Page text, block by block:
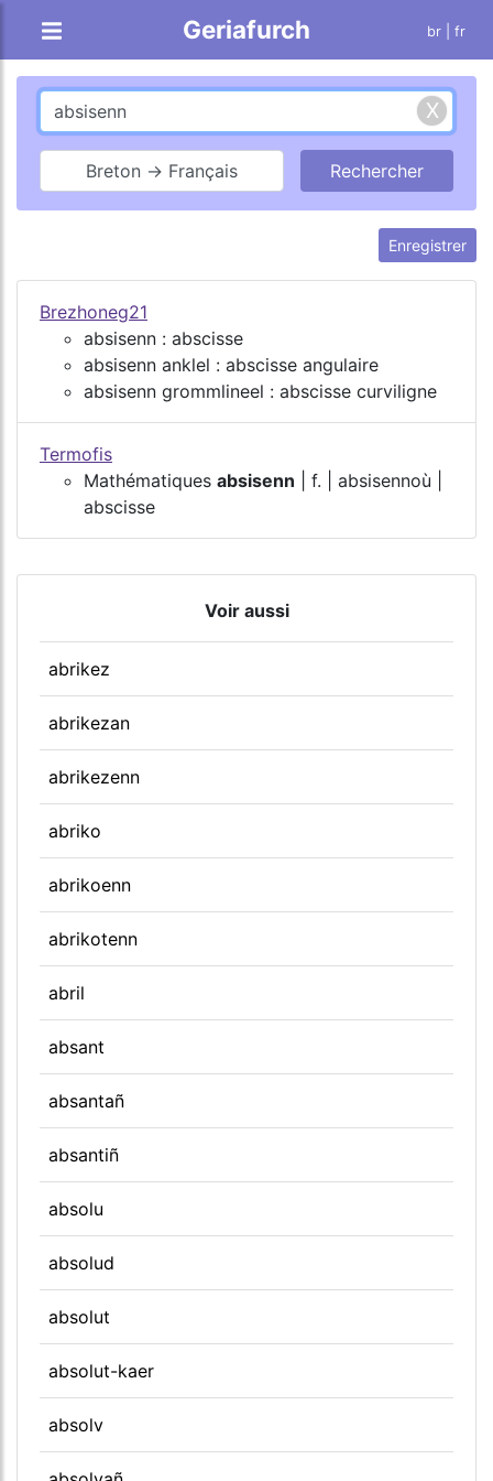
Geriafurch br | fr
Breton → Français
Enregistrer
Brezhoneg21
absisenn : abscisse
absisenn anklel : abscisse angulaire
absisenn grommlineel : abscisse curviligne
Termofis
Mathématiques absisenn | f. | absisennoù |
abscisse
Voir aussi
abrikez
abrikezan
abrikezenn
abriko
abrikoenn
abrikotenn
abril
absant
absantañ
absantiñ
absolu
absolud
absolut
absolut-kaer
absolv